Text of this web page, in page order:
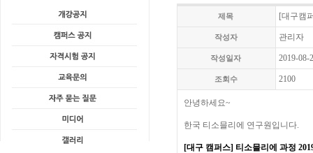
제목 [대구캠
작성자 관리자
작성일자 2019-08-
조회수 2100
안녕하세요~
한국 티소믈리에 연구원입니다.
[대구 캠퍼스] 티소믈리에 과정